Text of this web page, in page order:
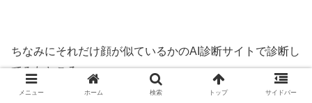
ちなみにそれだけ顔が似ているかのAI診断サイトで診断し
てみたところ、
メニュー ホーム 検索 トップ サイドバー